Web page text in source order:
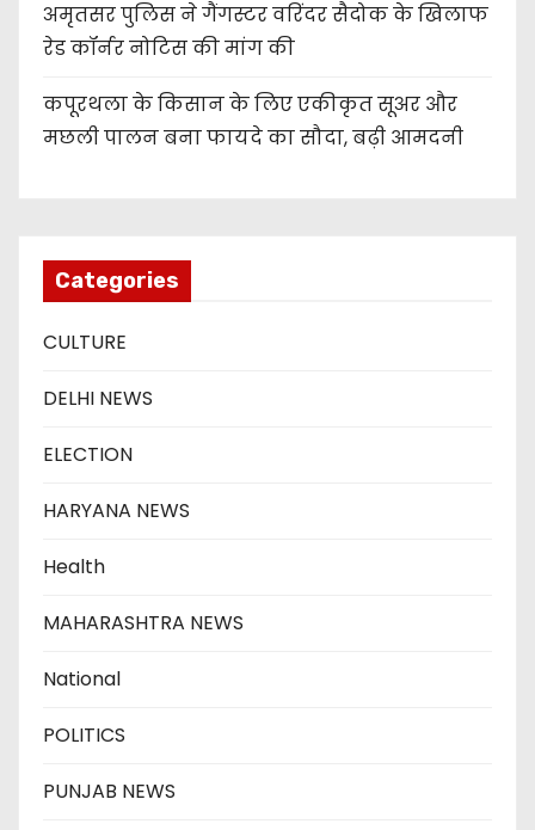
अमृतसर पुलिस ने गैंगस्टर वरिंदर सैदोक के खिलाफ
रेड कॉर्नर नोटिस की मांग की
कपूरथला के किसान के लिए एकीकृत सूअर और
मछली पालन बना फायदे का सौदा, बढ़ी आमदनी
Categories
CULTURE
DELHI NEWS
ELECTION
HARYANA NEWS
Health
MAHARASHTRA NEWS
National
POLITICS
PUNJAB NEWS